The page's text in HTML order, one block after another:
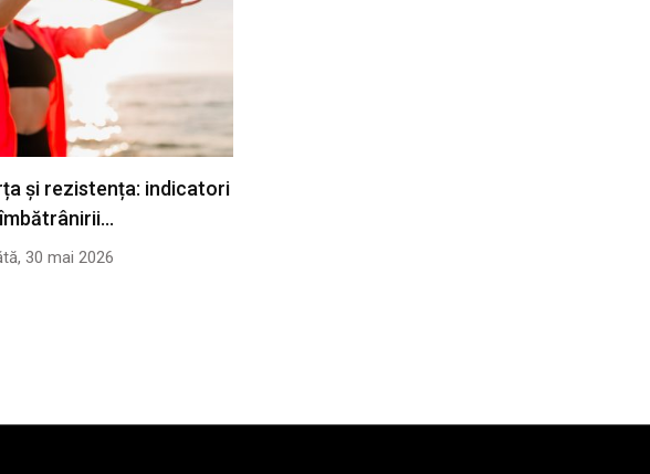
și rezistența: indicatori
30 mai 2026